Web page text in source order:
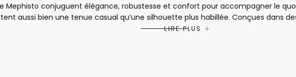
Mephisto conjuguent élégance, robustesse et confort pour accompagner le
aussi bien une tenue casual qu’une silhouette plus habillée. Conçues dans
chaussant agréable, un bon maintien et un confort durable à chaque pas.
LIRE PLUS